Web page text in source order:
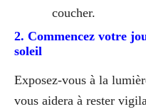
coucher.
2. Commencez votre
soleil
Exposez-vous à la
vous aidera à rester